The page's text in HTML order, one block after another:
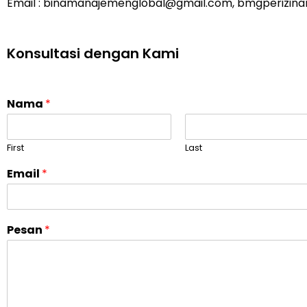
Email : binamanajemenglobal@gmail.com,
Konsultasi dengan Kami
Nama *
First Last
Email *
Pesan *